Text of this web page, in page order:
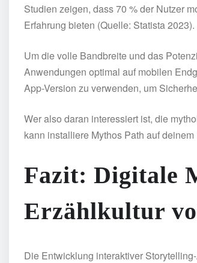
Studien zeigen, dass 70 % der Nutzer
Erfahrung bieten (Quelle: Statista 2023).
Um die volle Bandbreite und das
Anwendungen optimal auf mobilen
App-Version zu verwenden, um
Wer also daran interessiert ist, die
kann installiere Mythos Path auf
Fazit: Digitale
Erzählkultur
Die Entwicklung interaktiver